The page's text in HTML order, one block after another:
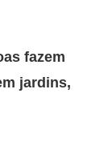
fazem
jardins,